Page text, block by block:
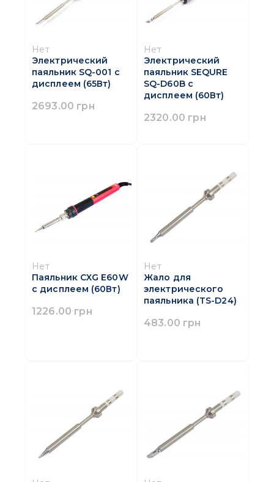
Нет
Электрический
паяльник SQ-001 с
дисплеем (65Вт)
2693.00 грн
Нет
Электрический
паяльник SEQURE
SQ-D60B с
дисплеем (60Вт)
2320.00 грн
Нет
Паяльник CXG E60W
с дисплеем (60Вт)
1226.00 грн
Нет
Жало для
электрического
паяльника (TS-D24)
483.00 грн